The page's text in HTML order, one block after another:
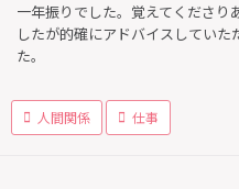
一年振りでした。覚えてくださ
したが的確にアドバイスしてい
た。
人間関係 仕事